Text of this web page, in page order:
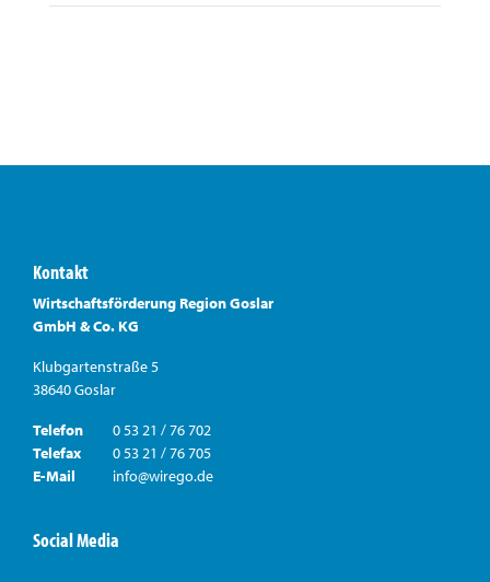
Kontakt
Wirtschaftsförderung Region Goslar
GmbH & Co. KG
Klubgartenstraße 5
38640 Goslar
Telefon
0 53 21 / 76 702
Telefax
0 53 21 / 76 705
E-Mail
info@wirego.de
Social Media